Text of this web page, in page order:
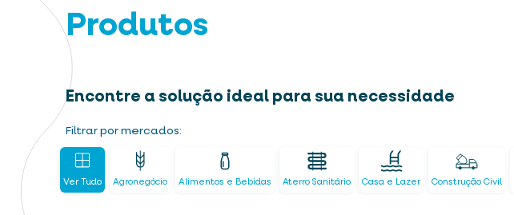
Produtos
Encontre a solução ideal para sua necessidade
Filtrar por mercados:
Ver Tudo Agronegócio Alimentos e Bebidas Aterro Sanitário Casa e Lazer Construção Civil